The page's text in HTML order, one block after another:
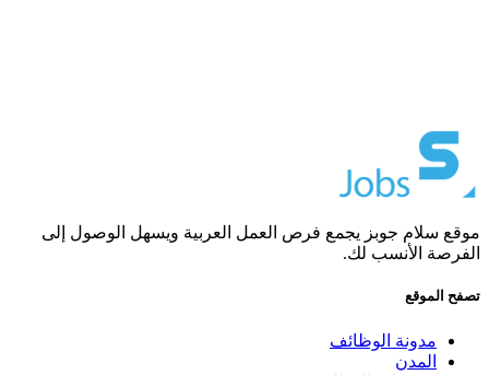
موقع سلام جوبز يجمع فرص العمل العربية ويسهل الوصول إلى
الفرصة الأنسب لك.
تصفح الموقع
مدونة الوظائف
المدن